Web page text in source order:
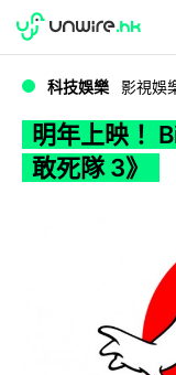
WWDC 2026
科技娛樂 影視娛
明年上映！
敢死隊 3》